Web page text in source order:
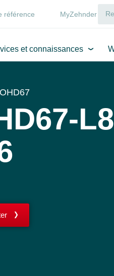
référence MyZehnder
et connaissances